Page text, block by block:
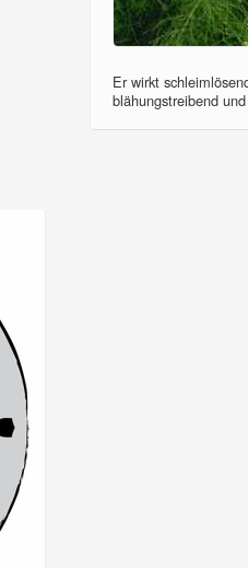
Er wirkt
blähungstreibend